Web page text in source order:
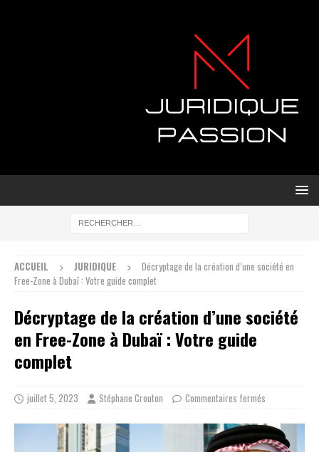
ACCUEIL JURIDIQUE
Décryptage de la création d’une société en
Free-Zone à Dubaï : Votre guide complet
Décryptage de la création d’une société
en Free-Zone à Dubaï : Votre guide
complet
juillet 5, 2023 Stéphane Crouton Commentaires fermés